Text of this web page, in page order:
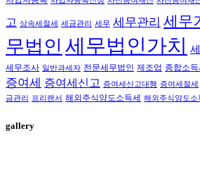
고 상속세절세 세금관리 세무 세무관리 세무
무법인 세무법인가치
세무조사 일반과세자 전문세무법인 제조업 종합소
증여세 증여세신고 증여세신고대행 증여세절세
금관리
프리랜서 해외주식양도소득세 해외주식양도소
gallery